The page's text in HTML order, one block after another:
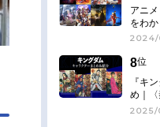
アニ
をわ
8位
『キ
め｜〈
2025/